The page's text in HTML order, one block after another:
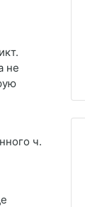
не
ч.